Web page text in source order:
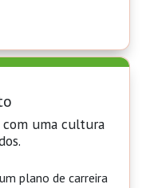
uma cultura
plano de carreira